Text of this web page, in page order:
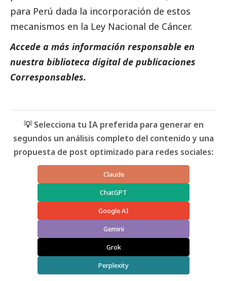
para Perú dada la incorporación de estos
mecanismos en la Ley Nacional de Cáncer.
Accede a más información responsable en
nuestra biblioteca digital de publicaciones
Corresponsables.
💡 Selecciona tu IA preferida para generar en
segundos un análisis completo del contenido y una
propuesta de post optimizado para redes sociales:
Claude
ChatGPT
Google AI
Gemini
Grok
Perplexity